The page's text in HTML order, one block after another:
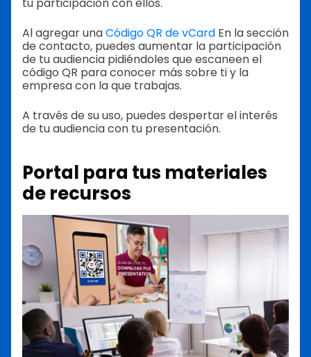
tu participación con ellos.
Al agregar unaCódigo QR de vCard En la sección
de contacto, puedes aumentar la participación
de tu audiencia pidiéndoles que escaneen el
código QR para conocer más sobre ti y la
empresa con la que trabajas.
A través de su uso, puedes despertar el interés
de tu audiencia con tu presentación.
Portal para tus materiales
de recursos